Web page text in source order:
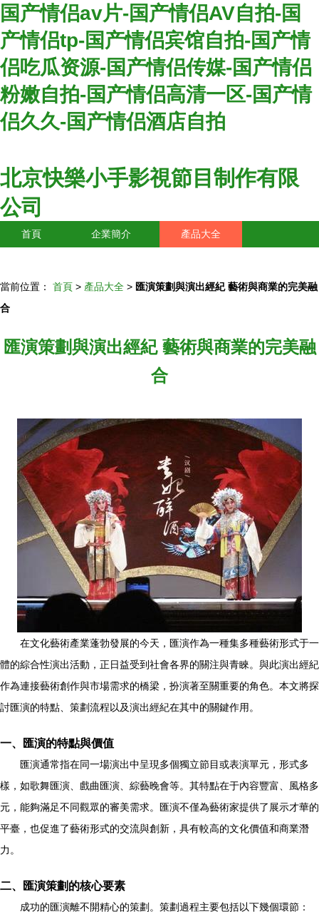
国产情侣av片-国产情侣AV自拍-国
产情侣tp-国产情侣宾馆自拍-国产情
侣吃瓜资源-国产情侣传媒-国产情侣
粉嫩自拍-国产情侣高清一区-国产情
侣久久-国产情侣酒店自拍
北京快樂小手影視節目制作有限
公司
首頁 企業簡介 產品大全
當前位置： 首頁 > 產品大全 > 匯演策劃與演出經紀 藝術與商業的完美融
合
匯演策劃與演出經紀 藝術與商業的完美融
合
在文化藝術產業蓬勃發展的今天，匯演作為一種集多種藝術形式于一
體的綜合性演出活動，正日益受到社會各界的關注與青睞。與此演出經紀
作為連接藝術創作與市場需求的橋梁，扮演著至關重要的角色。本文將探
討匯演的特點、策劃流程以及演出經紀在其中的關鍵作用。
一、匯演的特點與價值
匯演通常指在同一場演出中呈現多個獨立節目或表演單元，形式多
樣，如歌舞匯演、戲曲匯演、綜藝晚會等。其特點在于內容豐富、風格多
元，能夠滿足不同觀眾的審美需求。匯演不僅為藝術家提供了展示才華的
平臺，也促進了藝術形式的交流與創新，具有較高的文化價值和商業潛
力。
二、匯演策劃的核心要素
成功的匯演離不開精心的策劃。策劃過程主要包括以下幾個環節：